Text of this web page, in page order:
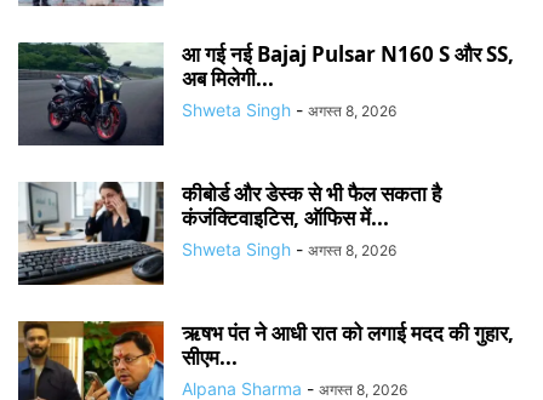
आ गई नई Bajaj Pulsar N160 S और SS,
अब मिलेगी...
Shweta Singh - अगस्त 8, 2026
कीबोर्ड और डेस्क से भी फैल सकता है
कंजंक्टिवाइटिस, ऑफिस में...
Shweta Singh - अगस्त 8, 2026
ऋषभ पंत ने आधी रात को लगाई मदद की गुहार,
सीएम...
Alpana Sharma - अगस्त 8, 2026